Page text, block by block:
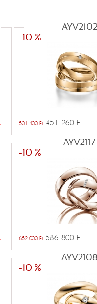
-10 %
AYV2102
501 400 Ft 451 260 Ft
-10 %
AYV2117
652 000 Ft 586 800 Ft
-10 %